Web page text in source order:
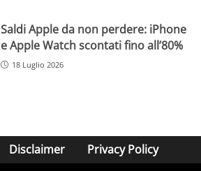
Saldi Apple da non perdere: iPhone
e Apple Watch scontati fino all’80%
18 Luglio 2026
Disclaimer Privacy Policy